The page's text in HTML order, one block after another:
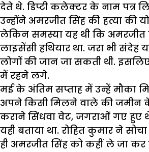
देते थे. डिप्टी कलेक्टर के नाम पत्र
उन्होंने अमरजीत सिंह की हत्या की
लेकिन समस्या यह थी कि अमरजीत
लाइसेंसी हथियार था. जरा भी संदेह
लोगों की जान जा सकती थी.
में रहने लगे.
मई के अंतिम सप्ताह में उन्हें मौका
अपने किसी मिलने वाले की
कराने सिंधवा वेट, जगराओं गए हुए
यही बताया था. रोहित कुमार ने
ही अमरजीत सिंह को कहीं ले जा कर